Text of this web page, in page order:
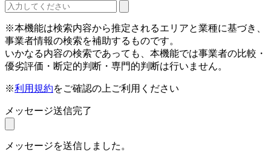
※本機能は検索内容から推定されるエリアと業種に基づき、
事業者情報の検索を補助するものです。
いかなる内容の検索であっても、本機能では事業者の比較・
優劣評価・断定的判断・専門的判断は行いません。
※利用規約をご確認の上ご利用ください
メッセージ送信完了
メッセージを送信しました。